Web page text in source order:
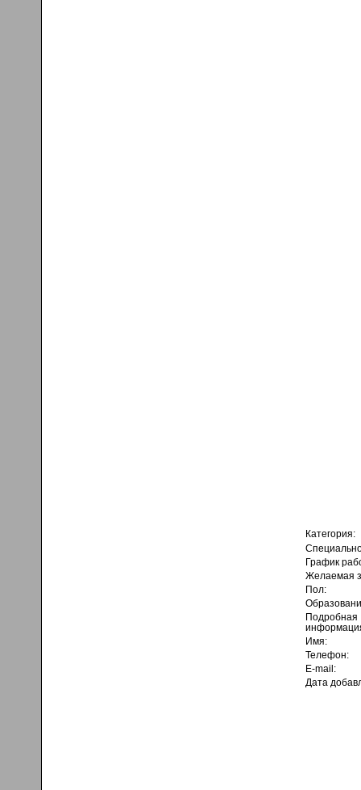
Категория:
График
Желаемая
Пол:
Подробная
Имя:
Телефон:
E-mail:
Дата